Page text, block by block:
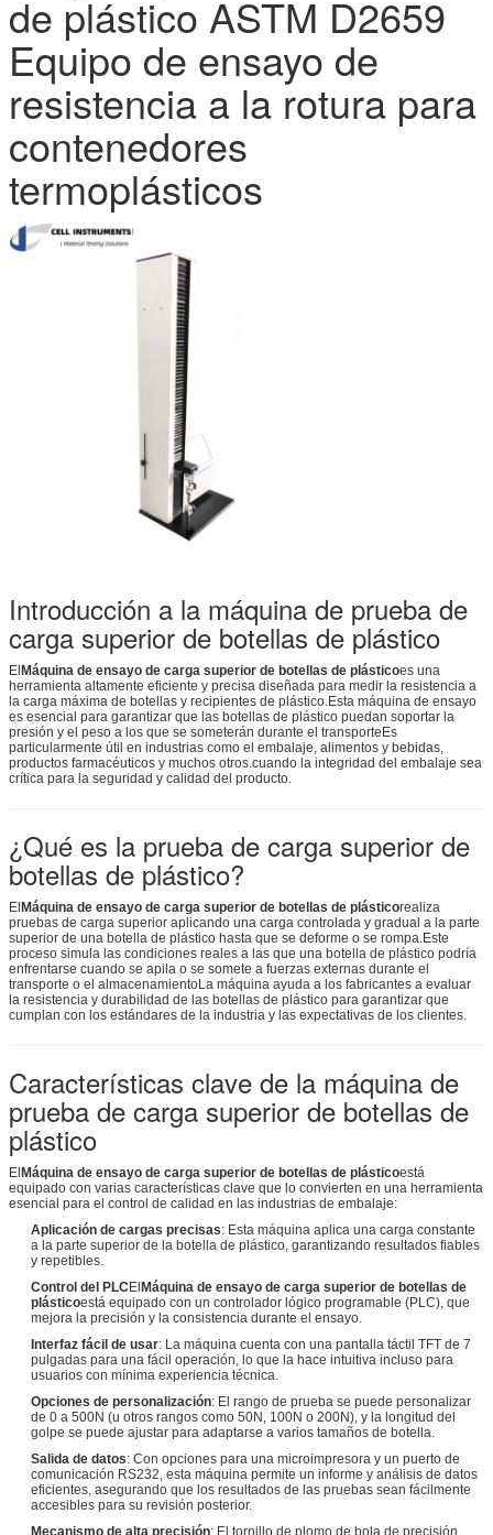
de plástico ASTM D2659
Equipo de ensayo de
resistencia a la rotura para
contenedores
termoplásticos
Introducción a la máquina de prueba de
carga superior de botellas de plástico
ElMáquina de ensayo de carga superior de botellas de plásticoes una
herramienta altamente eficiente y precisa diseñada para medir la resistencia a
la carga máxima de botellas y recipientes de plástico.Esta máquina de ensayo
es esencial para garantizar que las botellas de plástico puedan soportar la
presión y el peso a los que se someterán durante el transporteEs
particularmente útil en industrias como el embalaje, alimentos y bebidas,
productos farmacéuticos y muchos otros.cuando la integridad del embalaje sea
crítica para la seguridad y calidad del producto.
¿Qué es la prueba de carga superior de
botellas de plástico?
ElMáquina de ensayo de carga superior de botellas de plásticorealiza
pruebas de carga superior aplicando una carga controlada y gradual a la parte
superior de una botella de plástico hasta que se deforme o se rompa.Este
proceso simula las condiciones reales a las que una botella de plástico podría
enfrentarse cuando se apila o se somete a fuerzas externas durante el
transporte o el almacenamientoLa máquina ayuda a los fabricantes a evaluar
la resistencia y durabilidad de las botellas de plástico para garantizar que
cumplan con los estándares de la industria y las expectativas de los clientes.
Características clave de la máquina de
prueba de carga superior de botellas de
plástico
ElMáquina de ensayo de carga superior de botellas de plásticoestá
equipado con varias características clave que lo convierten en una herramienta
esencial para el control de calidad en las industrias de embalaje:
Aplicación de cargas precisas: Esta máquina aplica una carga constante
a la parte superior de la botella de plástico, garantizando resultados fiables
y repetibles.
Control del PLCElMáquina de ensayo de carga superior de botellas de
plásticoestá equipado con un controlador lógico programable (PLC), que
mejora la precisión y la consistencia durante el ensayo.
Interfaz fácil de usar: La máquina cuenta con una pantalla táctil TFT de 7
pulgadas para una fácil operación, lo que la hace intuitiva incluso para
usuarios con mínima experiencia técnica.
Opciones de personalización: El rango de prueba se puede personalizar
de 0 a 500N (u otros rangos como 50N, 100N o 200N), y la longitud del
golpe se puede ajustar para adaptarse a varios tamaños de botella.
Salida de datos: Con opciones para una microimpresora y un puerto de
comunicación RS232, esta máquina permite un informe y análisis de datos
eficientes, asegurando que los resultados de las pruebas sean fácilmente
accesibles para su revisión posterior.
Mecanismo de alta precisión: El tornillo de plomo de bola de precisión